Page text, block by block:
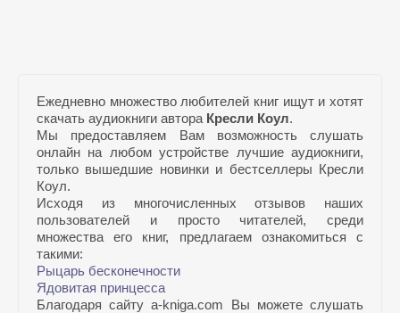
Ежедневно множество любителей книг ищут и хотят
скачать аудиокниги автора Кресли Коул.
Мы предоставляем Вам возможность слушать
онлайн на любом устройстве лучшие аудиокниги,
только вышедшие новинки и бестселлеры Кресли
Коул.
Исходя из многочисленных отзывов наших
пользователей и просто читателей, среди
множества его книг, предлагаем ознакомиться с
такими:
Рыцарь бесконечности
Ядовитая принцесса
Благодаря сайту a-kniga.com Вы можете слушать